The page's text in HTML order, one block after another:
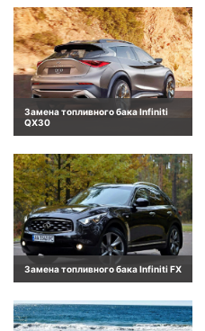
Замена топливного бака Infiniti
QX30
Замена топливного бака Infiniti FX